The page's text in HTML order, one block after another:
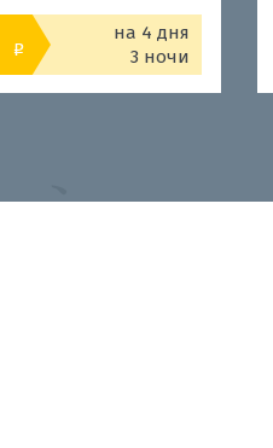
o
на 4 дня
3 ночи